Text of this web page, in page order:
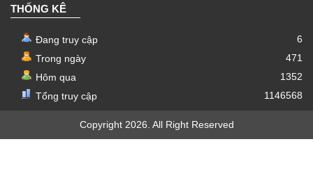
THỐNG KÊ
Đang truy cập
6
Trong ngày
471
Hôm qua
1352
Tổng truy cập
1146568
Copyright 2026. All Right Reserved